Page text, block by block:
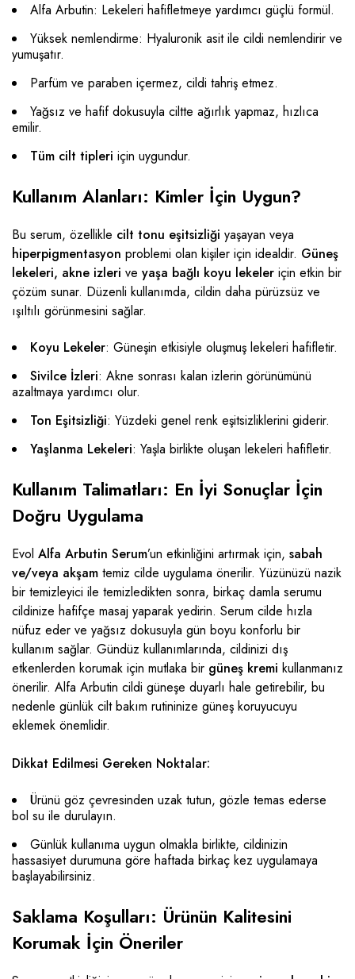
Alfa Arbutin: Lekeleri hafifletmeye yardımcı güçlü formül.
Yüksek nemlendirme: Hyaluronik asit ile cildi nemlendirir ve
yumuşatır.
Parfüm ve paraben içermez, cildi tahriş etmez.
Yağsız ve hafif dokusuyla ciltte ağırlık yapmaz, hızlıca
emilir.
Tüm cilt tipleri için uygundur.
Kullanım Alanları: Kimler İçin Uygun?
Bu serum, özellikle cilt tonu eşitsizliği yaşayan veya
hiperpigmentasyon problemi olan kişiler için idealdir. Güneş
lekeleri, akne izleri ve yaşa bağlı koyu lekeler için etkin bir
çözüm sunar. Düzenli kullanımda, cildin daha pürüzsüz ve
ışıltılı görünmesini sağlar.
Koyu Lekeler: Güneşin etkisiyle oluşmuş lekeleri hafifletir.
Sivilce İzleri: Akne sonrası kalan izlerin görünümünü
azaltmaya yardımcı olur.
Ton Eşitsizliği: Yüzdeki genel renk eşitsizliklerini giderir.
Yaşlanma Lekeleri: Yaşla birlikte oluşan lekeleri hafifletir.
Kullanım Talimatları: En İyi Sonuçlar İçin
Doğru Uygulama
Evol Alfa Arbutin Serum’un etkinliğini artırmak için, sabah
ve/veya akşam temiz cilde uygulama önerilir. Yüzünüzü nazik
bir temizleyici ile temizledikten sonra, birkaç damla serumu
cildinize hafifçe masaj yaparak yedirin. Serum cilde hızla
nüfuz eder ve yağsız dokusuyla gün boyu konforlu bir
kullanım sağlar. Gündüz kullanımlarında, cildinizi dış
etkenlerden korumak için mutlaka bir güneş kremi kullanmanız
önerilir. Alfa Arbutin cildi güneşe duyarlı hale getirebilir, bu
nedenle günlük cilt bakım rutininize güneş koruyucuyu
eklemek önemlidir.
Dikkat Edilmesi Gereken Noktalar:
Ürünü göz çevresinden uzak tutun, gözle temas ederse
bol su ile durulayın.
Günlük kullanıma uygun olmakla birlikte, cildinizin
hassasiyet durumuna göre haftada birkaç kez uygulamaya
başlayabilirsiniz.
Saklama Koşulları: Ürünün Kalitesini
Korumak İçin Öneriler